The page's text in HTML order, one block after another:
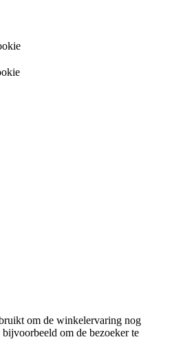
om de winkelervaring nog
om de bezoeker te